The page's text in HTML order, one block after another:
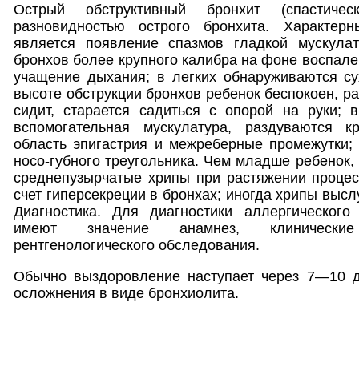
Острый обструктивный бронхит
разновидностью острого бронхита.
является появление спазмов гладкой
бронхов более крупного калибра на фоне
учащение дыхания; в легких обнаруживаются
высоте обструкции бронхов ребенок беспокоен,
сидит, старается садиться с опорой на руки;
вспомогательная мускулатура, раздуваются
область эпигастрия и межреберные
носо-губного треугольника. Чем младше
среднепузырчатые хрипы при растяжении
счет гиперсекреции в бронхах; иногда хрипы
Диагностика. Для диагностики аллергического
имеют значение анамнез,
рентгенологического обследования.
Обычно выздоровление наступает через 7—10
осложнения в виде бронхиолита.